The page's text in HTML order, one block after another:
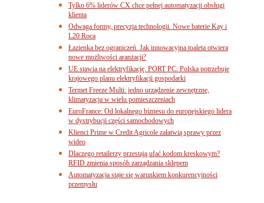
Tylko 6% liderów CX chce pełnej automatyzacji obsługi
klienta
Odwaga formy, precyzja technologii. Nowe baterie Kay i
L20 Roca
Łazienka bez ograniczeń. Jak innowacyjna toaleta otwiera
nowe możliwości aranżacji?
UE stawia na elektryfikację. PORT PC: Polska potrzebuje
krajowego planu elektryfikacji gospodarki
Termet Freeze Multi: jedno urządzenie zewnętrzne,
klimatyzacja w wielu pomieszczeniach
EuroFrance: Od lokalnego biznesu do europejskiego lidera
w dystrybucji części samochodowych
Klienci Prime w Credit Agricole załatwią sprawy przez
wideo
Dlaczego retailerzy przestają ufać kodom kreskowym?
RFID zmienia sposób zarządzania sklepem
Automatyzacja staje się warunkiem konkurencyjności
przemysłu